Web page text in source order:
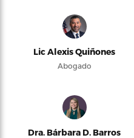
Lic Alexis Quiñones
Abogado
Dra. Bárbara D. Barros